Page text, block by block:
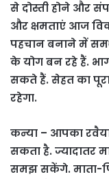
से दोस्ती होने और
और क्षमताएं आज
पहचान बनाने में
के योग बन रहे हैं.
सकते हैं. सेहत का
रहेगा.
कन्या – आपका
सकता है. ज्यादातर
समझ सकेंगे. माता-